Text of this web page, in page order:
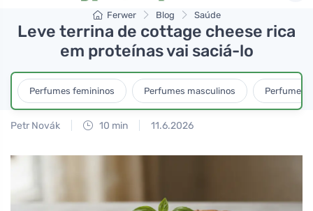
Ferwer Blog Saúde
Leve terrina de cottage cheese rica
em proteínas vai saciá-lo
Perfumes femininos Perfumes masculinos Perfumes
Petr Novák 10 min 11.6.2026